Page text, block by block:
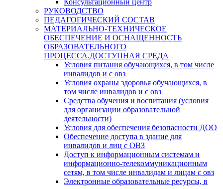
РУКОВОДСТВО
ПЕДАГОГИЧЕСКИЙ СОСТАВ
МАТЕРИАЛЬНО-ТЕХНИЧЕСКОЕ
ОБЕСПЕЧЕНИЕ И ОСНАЩЕННОСТЬ
ОБРАЗОВАТЕЛЬНОГО
ПРОЦЕССА.ДОСТУПНАЯ СРЕДА
Условия питания обучающихся, в том числе
инвалидов и с овз
Условия охраны здоровья обучающихся, в
том числе инвалидов и с овз
Средства обучения и воспитания (условия
для организации образовательной
деятельности)
Условия для обеспечения безопасности ДОО
Обеспечение доступа в здание для
инвалидов и лиц с ОВЗ
Доступ к информационным системам и
информационно-телекоммуникационным
сетям, в том числе инвалидам и лицам с овз
Электронные образовательные ресурсы, в